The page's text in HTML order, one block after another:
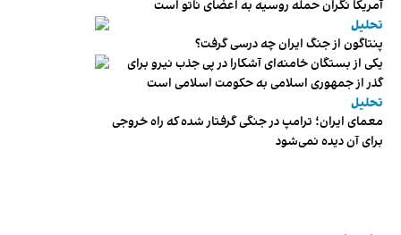
آمریکا نگران حمله روسیه به اعضای ناتو‌ است
تحلیل
پنتاگون از جنگ ایران چه درسی گرفت؟
یکی از بستگان خامنه‌ای آشکارا در پی جذب نیرو برای
گذر از جمهوری اسلامی به حکومت اسلامی است
تحلیل
معمای ایران؛ ترامپ در جنگی گرفتار شده که راه خروجی
برای آن دیده نمی‌شود